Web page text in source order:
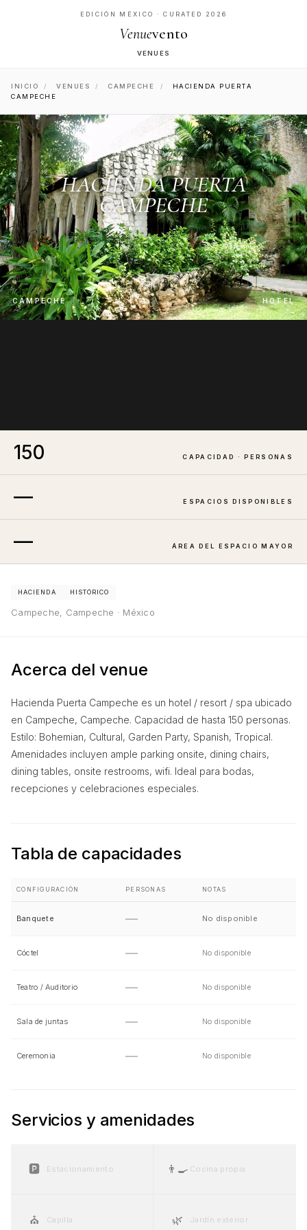
EDICIÓN MÉXICO · CURATED 2026
Venuevento
VENUES
INICIO / VENUES / CAMPECHE /
HACIENDA PUERTA
CAMPECHE
HACIENDA PUERTA
CAMPECHE
CAMPECHE HOTEL
150 CAPACIDAD · PERSONAS
— ESPACIOS DISPONIBLES
— ÁREA DEL ESPACIO MAYOR
HACIENDA HISTÓRICO
Campeche, Campeche · México
Acerca del venue
Hacienda Puerta Campeche es un hotel / resort / spa ubicado
en Campeche, Campeche. Capacidad de hasta 150 personas.
Estilo: Bohemian, Cultural, Garden Party, Spanish, Tropical.
Amenidades incluyen ample parking onsite, dining chairs,
dining tables, onsite restrooms, wifi. Ideal para bodas,
recepciones y celebraciones especiales.
Tabla de capacidades
CONFIGURACIÓN PERSONAS NOTAS
Banquete — No disponible
Cóctel — No disponible
Teatro / Auditorio — No disponible
Sala de juntas — No disponible
Ceremonia — No disponible
Servicios y amenidades
🅿️ Estacionamiento 👨‍🍳 Cocina propia
⛪ Capilla 🌿 Jardín exterior